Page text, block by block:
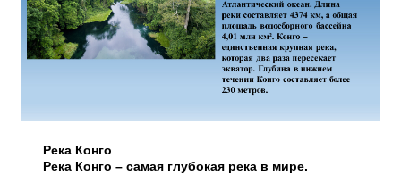
Река Конго
Река Конго – самая глубокая река в мире.